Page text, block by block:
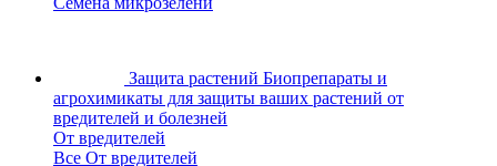
Защита растений Биопрепараты и
агрохимикаты для защиты ваших растений от
вредителей и болезней
От вредителей
Все От вредителей